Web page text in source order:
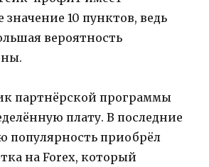
10 пунктов, ведь
вероятность
партнёрской программы
плату. В последние
популярность приобрёл
на Forex, который